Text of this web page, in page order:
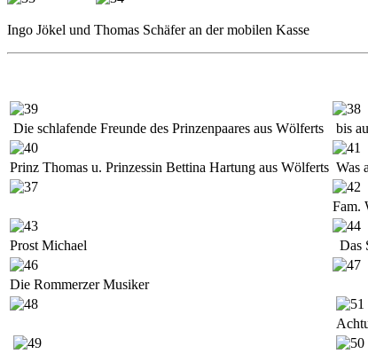
Ingo Jökel und Thomas Schäfer an der
Die schlafende Freunde des Prinzenpaares aus Wölferts bis
Prinz Thomas u. Prinzessin Bettina Hartung aus Wölferts Was
Fam.
Prost Michael Das
Die Rommerzer Musiker